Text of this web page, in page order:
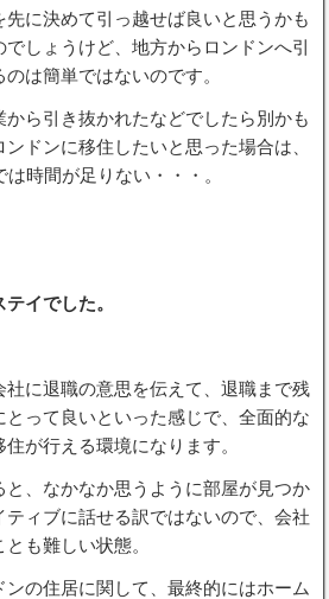
に決めて引っ越せば良いと思うかも
しょうけど、地方からロンドンへ引
は簡単ではないのです。
ら引き抜かれたなどでしたら別かも
ドンに移住したいと思った場合は、
時間が足りない・・・。
イでした。
に退職の意思を伝えて、退職まで残
って良いといった感じで、全面的な
が行える環境になります。
、なかなか思うように部屋が見つか
ィブに話せる訳ではないので、会社
も難しい状態。
の住居に関して、最終的にはホーム